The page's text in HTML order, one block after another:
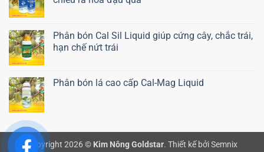
Phân bón Cal Sil Liquid giúp cứng cây, chắc trái,
hạn chế nứt trái
Liên hệ ngay
Phân bón lá cao cấp Cal-Mag Liquid
Copyright 2026 © Kim Nông Goldstar. Thiết kế bởi Semnix